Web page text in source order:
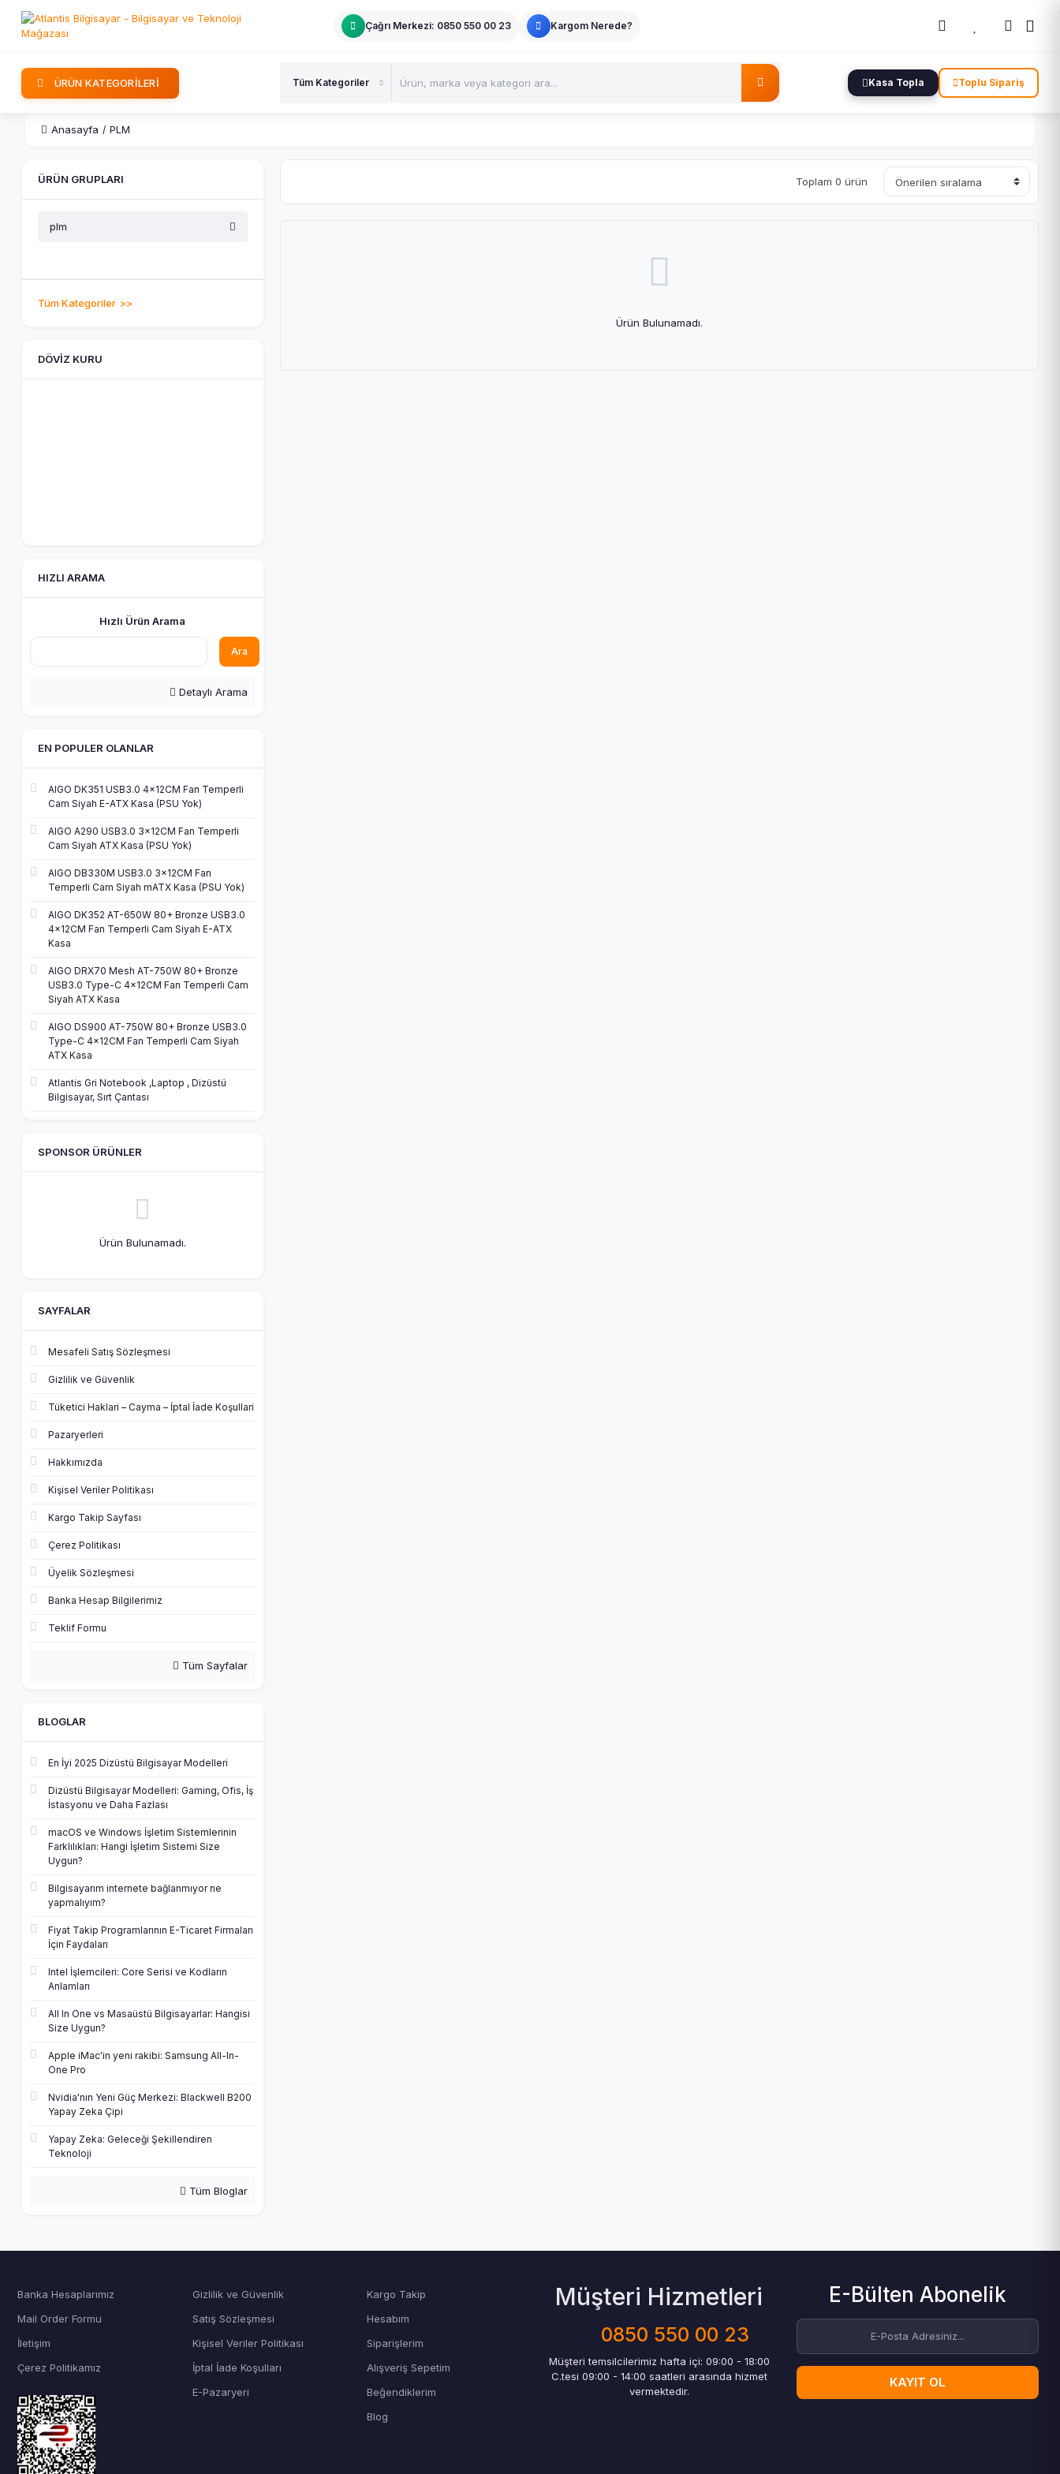
Çağrı Merkezi: 0850 550 00 23 Kargom Nerede?
ÜRÜN KATEGORİLERİ Kasa Topla Toplu Sipariş
Anasayfa PLM
ÜRÜN GRUPLARI
plm
Tüm Kategoriler
DÖVIZ KURU
HIZLI ARAMA
Hızlı Ürün Arama
Ara
Detaylı Arama
EN POPULER OLANLAR
AIGO DK351 USB3.0 4×12CM Fan Temperli
Cam Siyah E-ATX Kasa (PSU Yok)
AIGO A290 USB3.0 3×12CM Fan Temperli
Cam Siyah ATX Kasa (PSU Yok)
AIGO DB330M USB3.0 3×12CM Fan
Temperli Cam Siyah mATX Kasa (PSU Yok)
AIGO DK352 AT-650W 80+ Bronze USB3.0
4×12CM Fan Temperli Cam Siyah E-ATX
Kasa
AIGO DRX70 Mesh AT-750W 80+ Bronze
USB3.0 Type-C 4×12CM Fan Temperli Cam
Siyah ATX Kasa
AIGO DS900 AT-750W 80+ Bronze USB3.0
Type-C 4×12CM Fan Temperli Cam Siyah
ATX Kasa
Atlantis Gri Notebook ,Laptop , Dizüstü
Bilgisayar, Sırt Çantası
SPONSOR ÜRÜNLER
Ürün Bulunamadı.
SAYFALAR
Mesafeli Satış Sözleşmesi
Gizlilik ve Güvenlik
Tüketici Haklari – Cayma – İptal İade Koşullari
Pazaryerleri
Hakkımızda
Kişisel Veriler Politikası
Kargo Takip Sayfası
Çerez Politikası
Üyelik Sözleşmesi
Banka Hesap Bilgilerimiz
Teklif Formu
Tüm Sayfalar
BLOGLAR
En İyi 2025 Dizüstü Bilgisayar Modelleri
Dizüstü Bilgisayar Modelleri: Gaming, Ofis, İş
İstasyonu ve Daha Fazlası
macOS ve Windows İşletim Sistemlerinin
Farklılıkları: Hangi İşletim Sistemi Size
Uygun?
Bilgisayarım internete bağlanmıyor ne
yapmalıyım?
Fiyat Takip Programlarının E-Ticaret Firmaları
İçin Faydaları
Intel İşlemcileri: Core Serisi ve Kodların
Anlamları
All In One vs Masaüstü Bilgisayarlar: Hangisi
Size Uygun?
Apple iMac'in yeni rakibi: Samsung All-In-
One Pro
Nvidia'nın Yeni Güç Merkezi: Blackwell B200
Yapay Zeka Çipi
Yapay Zeka: Geleceği Şekillendiren
Teknoloji
Tüm Bloglar
Toplam 0 ürün
Ürün Bulunamadı.
Banka Hesaplarımız
Mail Order Formu
İletişim
Çerez Politikamız
Gizlilik ve Güvenlik
Satış Sözleşmesi
Kişisel Veriler Politikası
İptal İade Koşulları
E-Pazaryeri
Kargo Takip
Hesabım
Siparişlerim
Alışveriş Sepetim
Beğendiklerim
Blog
Müşteri Hizmetleri
0850 550 00 23
Müşteri temsilcilerimiz hafta içi: 09:00 - 18:00
C.tesi 09:00 - 14:00 saatleri arasında hizmet
vermektedir.
E-Bülten Abonelik
KAYIT OL